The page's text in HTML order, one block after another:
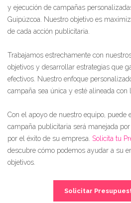
y ejecución de campañas
Guipúzcoa. Nuestro objetivo es
de cada acción publicitaria.
Trabajamos estrechamente con
objetivos y desarrollar estrategias que
efectivos. Nuestro enfoque
campaña sea única y esté alineada con
Con el apoyo de nuestro equipo, puede
campaña publicitaria será manejada
por el éxito de su empresa. Solicita tu
descubre cómo podemos ayudar a su
objetivos.
Solicitar